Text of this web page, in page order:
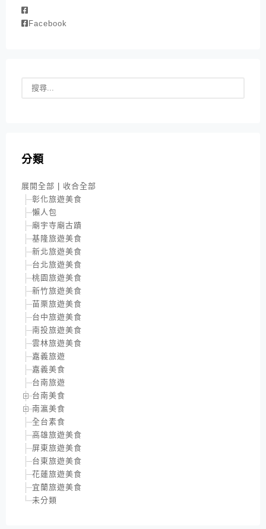
Facebook
分類
展開全部
收合全部
彰化旅遊美食
懶人包
廟宇寺廟古蹟
基隆旅遊美食
新北旅遊美食
台北旅遊美食
桃園旅遊美食
新竹旅遊美食
苗栗旅遊美食
台中旅遊美食
南投旅遊美食
雲林旅遊美食
嘉義旅遊
嘉義美食
台南旅遊
台南美食
南瀛美食
全台素食
高雄旅遊美食
屏東旅遊美食
台東旅遊美食
花蓮旅遊美食
宜蘭旅遊美食
未分類